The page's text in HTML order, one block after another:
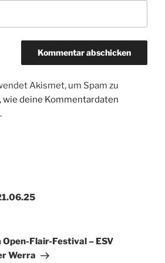
Akismet, um Spam zu
wie deine Kommentardaten
Flair-Festival – ESV
Werra